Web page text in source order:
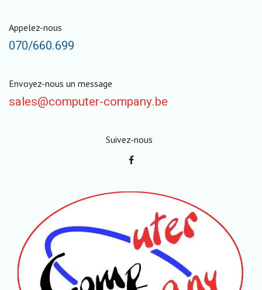
Appelez-nous
070/660.699
Envoyez-nous un message
sales@computer-company.be
Suivez-nous